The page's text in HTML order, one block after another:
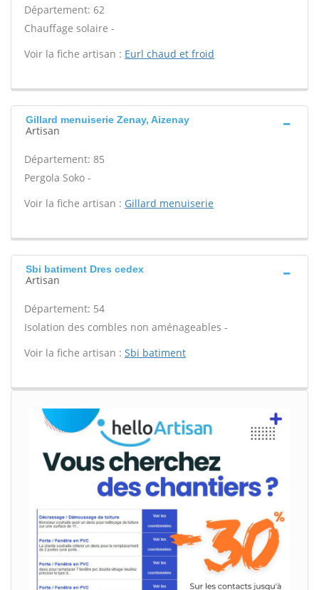
Département: 62
Chauffage solaire -
Voir la fiche artisan : Eurl chaud et froid
Gillard menuiserie Zenay, Aizenay
Artisan
Département: 85
Pergola Soko -
Voir la fiche artisan : Gillard menuiserie
Sbi batiment Dres cedex
Artisan
Département: 54
Isolation des combles non aménageables -
Voir la fiche artisan : Sbi batiment